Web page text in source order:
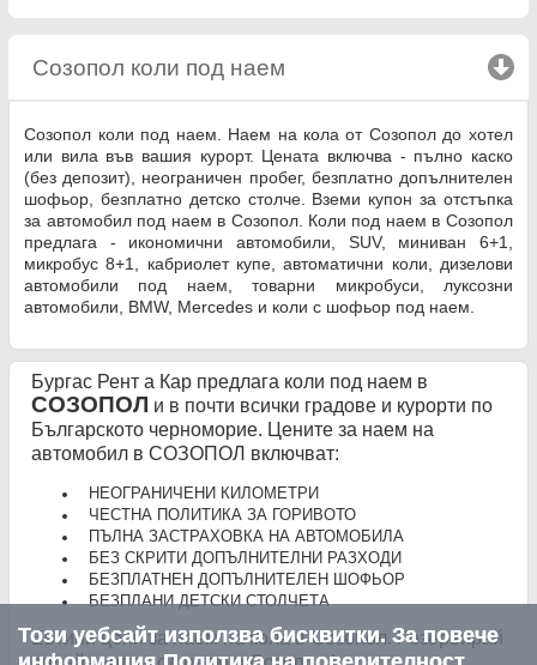
Созопол коли под наем click to collapse
Созопол коли под наем. Наем на кола от Созопол до хотел
или вила във вашия курорт. Цената включва - пълно каско
(без депозит), неограничен пробег, безплатно допълнителен
шофьор, безплатно детско столче. Вземи купон за отстъпка
за автомобил под наем в Созопол. Коли под наем в Созопол
предлага - икономични автомобили, SUV, миниван 6+1,
микробус 8+1, кабриолет купе, автоматични коли, дизелови
автомобили под наем, товарни микробуси, луксозни
автомобили, BMW, Mercedes и коли с шофьор под наем.
Бургас Рент а Кар предлага коли под наем в
СОЗОПОЛ и в почти всички градове и курорти по
Българското черноморие. Цените за наем на
автомобил в СОЗОПОЛ включват:
НЕОГРАНИЧЕНИ КИЛОМЕТРИ
ЧЕСТНА ПОЛИТИКА ЗА ГОРИВОТО
ПЪЛНА ЗАСТРАХОВКА НА АВТОМОБИЛА
БЕЗ СКРИТИ ДОПЪЛНИТЕЛНИ РАЗХОДИ
БЕЗПЛАТНЕН ДОПЪЛНИТЕЛЕН ШОФЬОР
БЕЗПЛАНИ ДЕТСКИ СТОЛЧЕТА
Евтини цени за наем на кола в Созопол. Резервирай
Този уебсайт използва бисквитки. За повече